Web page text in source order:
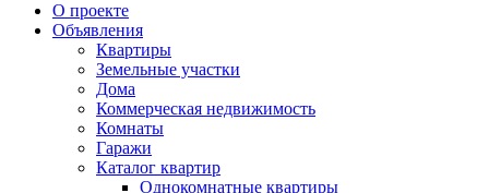
О проекте
Объявления
Квартиры
Земельные участки
Дома
Коммерческая недвижимость
Комнаты
Гаражи
Каталог квартир
Однокомнатные квартиры